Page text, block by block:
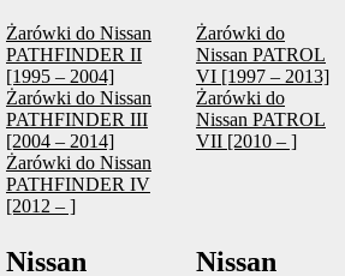
Żarówki do Nissan
PATHFINDER II
[1995 – 2004]
Żarówki do Nissan
PATHFINDER III
[2004 – 2014]
Żarówki do Nissan
PATHFINDER IV
[2012 – ]
Żarówki do
Nissan PATROL
VI [1997 – 2013]
Żarówki do
Nissan PATROL
VII [2010 – ]
Nissan Nissan